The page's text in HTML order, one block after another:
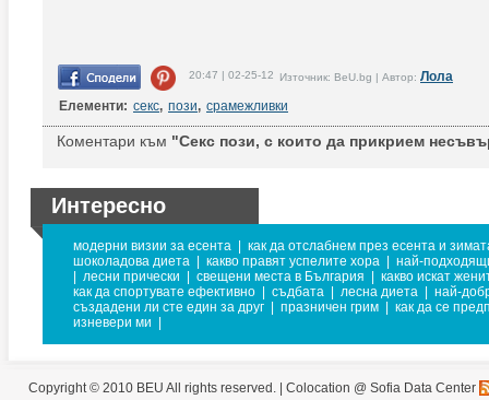
20:47 | 02-25-12 Източник: BeU.bg | Автор: Лола
Елементи: секс, пози, срамежливки
Коментари към "Секс пози, с които да прикрием
Интересно
модерни визии за есента
как да отслабнем през есента и
шоколадова диета
какво правят успелите хора
най-
лесни прически свещени места в България
какво искат
как да спортувате ефективно
съдбата лесна диета
най-
създадени ли сте един за друг
празничен грим
как да се
изневери ми
Copyright © 2010 BEU All rights reserved. | Colocation @ Sofia Data Center